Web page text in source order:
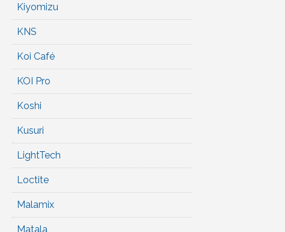
Kiyomizu
KNS
Koi Café
KOI Pro
Koshi
Kusuri
LightTech
Loctite
Malamix
Matala